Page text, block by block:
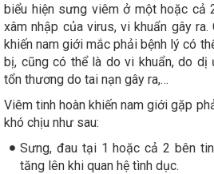
biểu hiện sưng viêm ở một hoặc cả
xâm nhập của virus, vi khuẩn gây ra.
khiến nam giới mắc phải bệnh lý có
bị, cũng có thể là do vi khuẩn, do dị
tổn thương do tai nạn gây ra,…
Viêm tinh hoàn khiến nam giới gặp
khó chịu như sau:
Sưng, đau tại 1 hoặc cả 2 bên
tăng lên khi quan hệ tình dục.